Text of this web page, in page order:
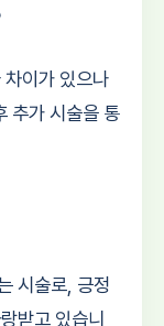
이가 있으나
추가 시술을 통
시술로, 긍정
받고 있습니